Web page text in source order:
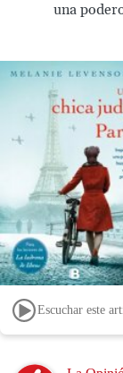
una
Escuchar este